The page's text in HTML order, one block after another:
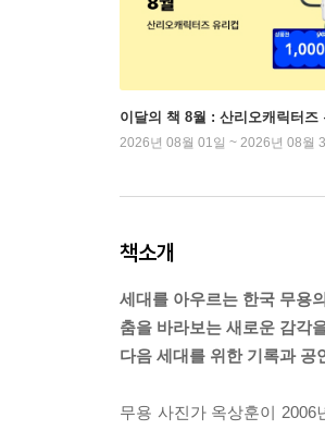
이달의 책 8월 : 산리오캐릭터즈
2026년 08월 01일 ~ 2026년 08월
책소개
세대를 아우르는 한국 무용
춤을 바라보는 새로운 감각
다음 세대를 위한 기록과 공
무용 사진가 옥상훈이 2006